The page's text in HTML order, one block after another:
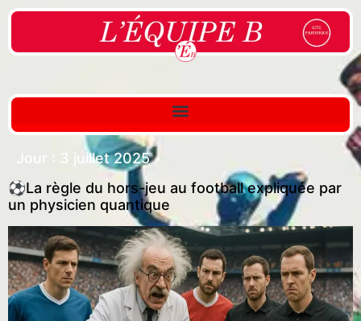
Jour : 3 juillet 2025
⚽La règle du hors-jeu au football expliquée par
un physicien quantique